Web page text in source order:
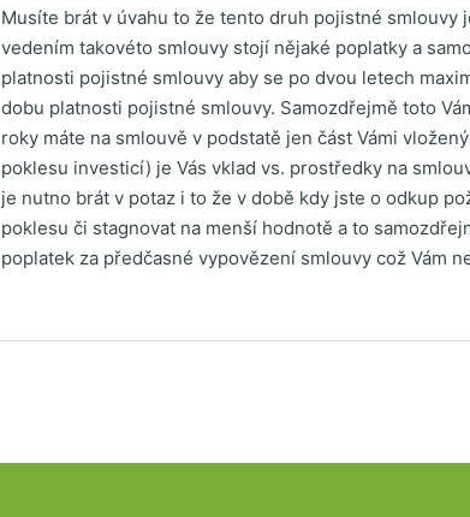
Musíte brát v úvahu to že tento druh pojistné
vedením takovéto smlouvy stojí nějaké poplatky a
platnosti pojistné smlouvy aby se po dvou letech
dobu platnosti pojistné smlouvy. Samozdřejmě toto
roky máte na smlouvě v podstatě jen část Vámi
poklesu investicí) je Vás vklad vs. prostředky na
je nutno brát v potaz i to že v době kdy jste o odkup
poklesu či stagnovat na menší hodnotě a to
poplatek za předčasné vypovězení smlouvy což Vám